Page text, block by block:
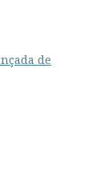
de